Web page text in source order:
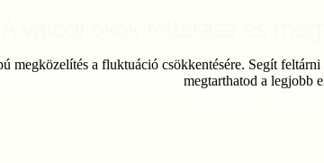
megközelítés a fluktuáció csökkentésére. Segít
megtarthatod a legjobb